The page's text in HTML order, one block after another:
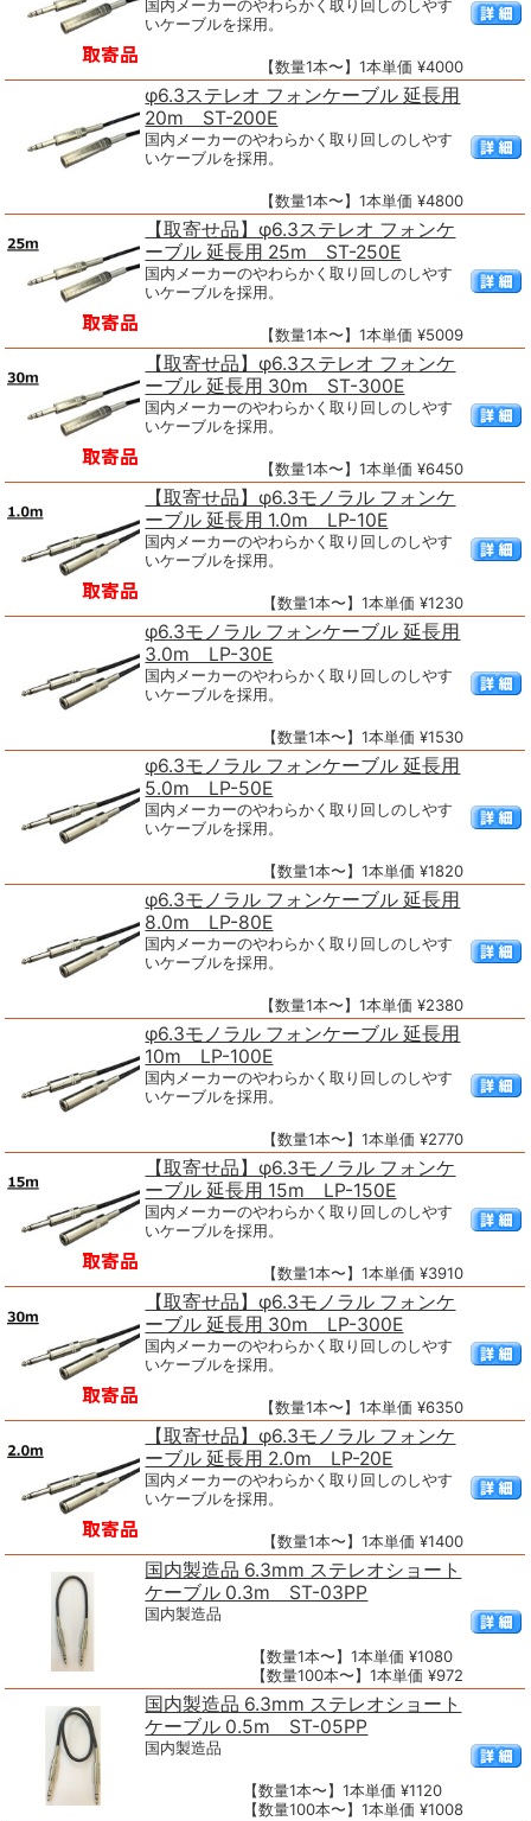
国内メーカーのやわらかく取り回しのしやす
いケーブルを採用。
【数量1本〜】1本単価 ¥4000
φ6.3ステレオ フォンケーブル 延長用
20m ST-200E
国内メーカーのやわらかく取り回しのしやす
いケーブルを採用。
【数量1本〜】1本単価 ¥4800
【取寄せ品】φ6.3ステレオ フォンケ
ーブル 延長用 25m ST-250E
国内メーカーのやわらかく取り回しのしやす
いケーブルを採用。
【数量1本〜】1本単価 ¥5009
【取寄せ品】φ6.3ステレオ フォンケ
ーブル 延長用 30m ST-300E
国内メーカーのやわらかく取り回しのしやす
いケーブルを採用。
【数量1本〜】1本単価 ¥6450
【取寄せ品】φ6.3モノラル フォンケ
ーブル 延長用 1.0m LP-10E
国内メーカーのやわらかく取り回しのしやす
いケーブルを採用。
【数量1本〜】1本単価 ¥1230
φ6.3モノラル フォンケーブル 延長用
3.0m LP-30E
国内メーカーのやわらかく取り回しのしやす
いケーブルを採用。
【数量1本〜】1本単価 ¥1530
φ6.3モノラル フォンケーブル 延長用
5.0m LP-50E
国内メーカーのやわらかく取り回しのしやす
いケーブルを採用。
【数量1本〜】1本単価 ¥1820
φ6.3モノラル フォンケーブル 延長用
8.0m LP-80E
国内メーカーのやわらかく取り回しのしやす
いケーブルを採用。
【数量1本〜】1本単価 ¥2380
φ6.3モノラル フォンケーブル 延長用
10m LP-100E
国内メーカーのやわらかく取り回しのしやす
いケーブルを採用。
【数量1本〜】1本単価 ¥2770
【取寄せ品】φ6.3モノラル フォンケ
ーブル 延長用 15m LP-150E
国内メーカーのやわらかく取り回しのしやす
いケーブルを採用。
【数量1本〜】1本単価 ¥3910
【取寄せ品】φ6.3モノラル フォンケ
ーブル 延長用 30m LP-300E
国内メーカーのやわらかく取り回しのしやす
いケーブルを採用。
【数量1本〜】1本単価 ¥6350
【取寄せ品】φ6.3モノラル フォンケ
ーブル 延長用 2.0m LP-20E
国内メーカーのやわらかく取り回しのしやす
いケーブルを採用。
【数量1本〜】1本単価 ¥1400
国内製造品 6.3mm ステレオショート
ケーブル 0.3m ST-03PP
国内製造品
【数量1本〜】1本単価 ¥1080
【数量100本〜】1本単価 ¥972
国内製造品 6.3mm ステレオショート
ケーブル 0.5m ST-05PP
国内製造品
【数量1本〜】1本単価 ¥1120
【数量100本〜】1本単価 ¥1008